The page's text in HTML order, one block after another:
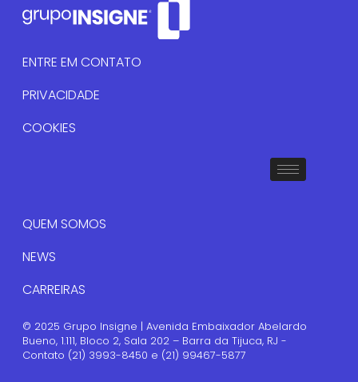
ENTRE EM CONTATO
PRIVACIDADE
COOKIES
QUEM SOMOS
NEWS
CARREIRAS
© 2025 Grupo Insigne | Avenida Embaixador Abelardo
Bueno, 1.111, Bloco 2, Sala 202 – Barra da Tijuca, RJ -
Contato (21) 3993-8450 e (21) 99467-5877